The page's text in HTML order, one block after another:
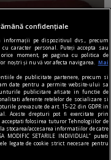
Latină, în
din București
confidențiale
informații pe dispozitivul dvs., precum
caracter personal. Puteți accepta sau
moment, pe pagina cu politica de
noștri și nu vă vor afecta navigarea.
Mai
de publicitate partenere, precum si
date pentru a permite website-ului sa
publicitare afisate in functie de
aferente retelelor de socializare si
prevazute de art. 15-22 din GDPR in
Aceste drepturi pot fi exercitate prin
acceptati folosirea tuturor Tehnologiilor de
stocarea/accesarea informatiilor de catre
SETARILE INDIVIDUAL” puteti
legate de cookie strict necesare pentru